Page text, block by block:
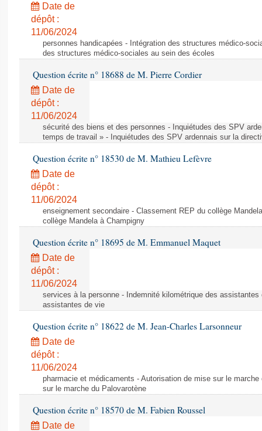
Date de
dépôt :
11/06/2024
personnes handicapées - Intégration des structures médico-
des structures médico-sociales au sein des écoles
Question écrite n° 18688 de M. Pierre Cordier
Date de
dépôt :
11/06/2024
sécurité des biens et des personnes - Inquiétudes des SPV
temps de travail » - Inquiétudes des SPV ardennais sur la
Question écrite n° 18530 de M. Mathieu Lefèvre
Date de
dépôt :
11/06/2024
enseignement secondaire - Classement REP du collège
collège Mandela à Champigny
Question écrite n° 18695 de M. Emmanuel Maquet
Date de
dépôt :
11/06/2024
services à la personne - Indemnité kilométrique des
assistantes de vie
Question écrite n° 18622 de M. Jean-Charles Larsonneur
Date de
dépôt :
11/06/2024
pharmacie et médicaments - Autorisation de mise sur le
sur le marche du Palovarotène
Question écrite n° 18570 de M. Fabien Roussel
Date de